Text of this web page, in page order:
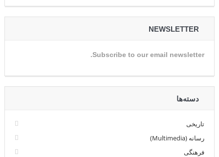
NEWSLETTER
Subscribe to our email newsletter.
دسته‌ها
تاریخی
رسانه (Multimedia)
فرهنگی